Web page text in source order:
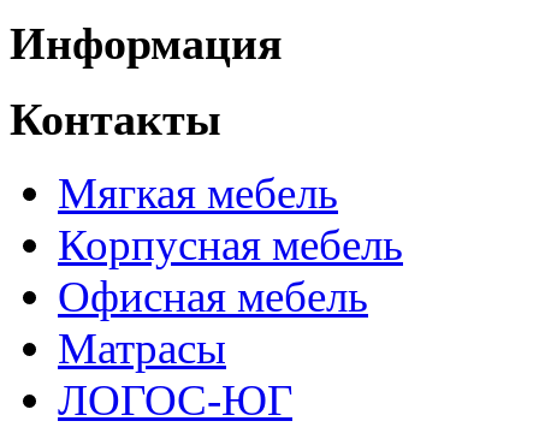
Информация
Контакты
Мягкая мебель
Корпусная мебель
Офисная мебель
Матрасы
ЛОГОС-ЮГ